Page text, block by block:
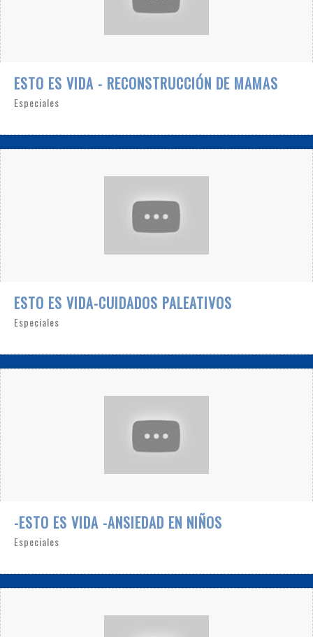
ESTO ES VIDA - RECONSTRUCCIÓN DE MAMAS
Especiales
ESTO ES VIDA-CUIDADOS PALEATIVOS
Especiales
-ESTO ES VIDA -ANSIEDAD EN NIÑOS
Especiales